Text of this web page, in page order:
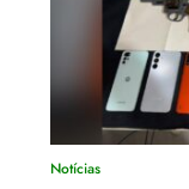
Notícias